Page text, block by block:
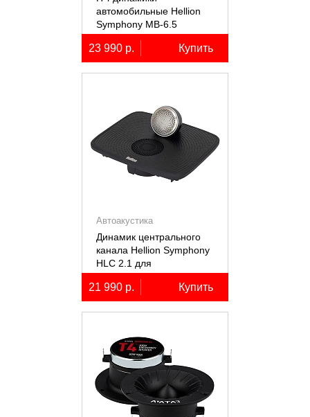
автомобильные Hellion
Symphony MB-6.5
23 990 р. Купить
Автоакустика
Динамик центрального
канала Hellion Symphony
HLC 2.1 для
автомобилей Lixiang Li-
7/8/9
21 990 р. Купить